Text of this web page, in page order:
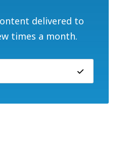
delivered to
times a month.